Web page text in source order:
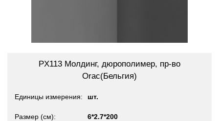
PX113 Молдинг, дюрополимер, пр-во
Orac(Бельгия)
Единицы измерения шт.
Размер (см) 6*2.7*200